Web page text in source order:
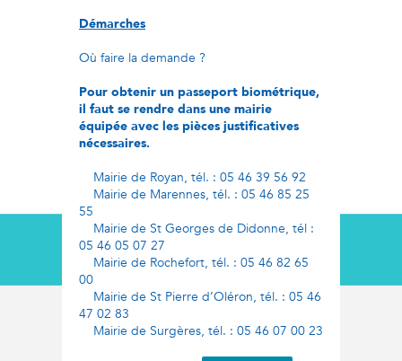
Démarches
Où faire la demande ?
Pour obtenir un passeport biométrique,
il faut se rendre dans une mairie
équipée avec les pièces justificatives
nécessaires.
Mairie de Royan, tél. : 05 46 39 56 92
Mairie de Marennes, tél. : 05 46 85 25
55
Mairie de St Georges de Didonne, tél :
05 46 05 07 27
Mairie de Rochefort, tél. : 05 46 82 65
00
Mairie de St Pierre d’Oléron, tél. : 05 46
47 02 83
Mairie de Surgères, tél. : 05 46 07 00 23